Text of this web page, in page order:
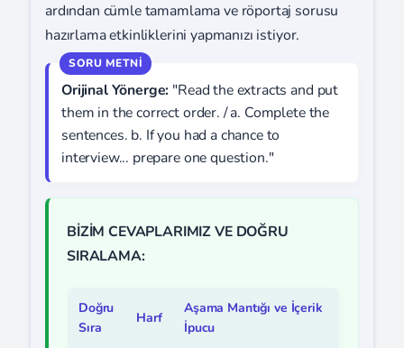
ardından cümle tamamlama ve röportaj sorusu
hazırlama etkinliklerini yapmanızı istiyor.
Orijinal Yönerge: "Read the extracts and put
them in the correct order. / a. Complete the
sentences. b. If you had a chance to
interview... prepare one question."
BİZİM CEVAPLARIMIZ VE DOĞRU
SIRALAMA:
Doğru
Sıra
Harf
Aşama Mantığı ve İçerik
İpucu